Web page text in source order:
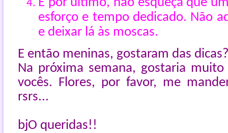
E por último, não esqueça que
esforço e tempo dedicado. Não
e deixar lá às moscas.
E então meninas, gostaram das
Na próxima semana, gostaria
vocês. Flores, por favor, me
rsrs...
bjO queridas!!